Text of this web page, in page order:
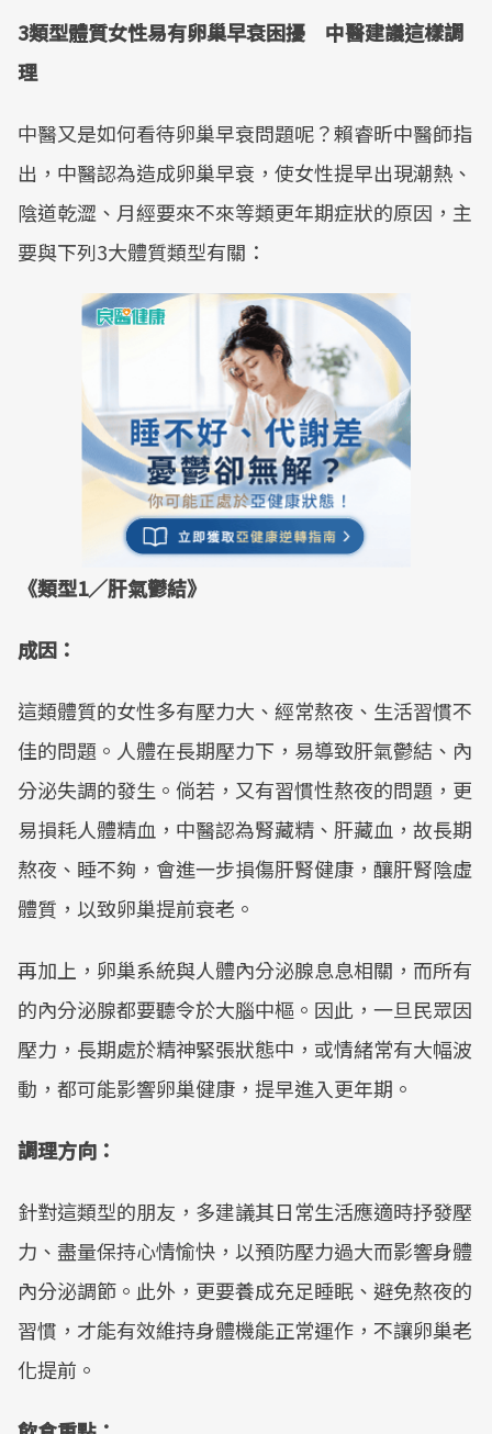
3類型體質女性易有卵巢早衰困擾 中醫建議這樣調
理
中醫又是如何看待卵巢早衰問題呢？賴睿昕中醫師指
出，中醫認為造成卵巢早衰，使女性提早出現潮熱、
陰道乾澀、月經要來不來等類更年期症狀的原因，主
要與下列3大體質類型有關：
《類型1／肝氣鬱結》
成因：
這類體質的女性多有壓力大、經常熬夜、生活習慣不
佳的問題。人體在長期壓力下，易導致肝氣鬱結、內
分泌失調的發生。倘若，又有習慣性熬夜的問題，更
易損耗人體精血，中醫認為腎藏精、肝藏血，故長期
熬夜、睡不夠，會進一步損傷肝腎健康，釀肝腎陰虛
體質，以致卵巢提前衰老。
再加上，卵巢系統與人體內分泌腺息息相關，而所有
的內分泌腺都要聽令於大腦中樞。因此，一旦民眾因
壓力，長期處於精神緊張狀態中，或情緒常有大幅波
動，都可能影響卵巢健康，提早進入更年期。
調理方向：
針對這類型的朋友，多建議其日常生活應適時抒發壓
力、盡量保持心情愉快，以預防壓力過大而影響身體
內分泌調節。此外，更要養成充足睡眠、避免熬夜的
習慣，才能有效維持身體機能正常運作，不讓卵巢老
化提前。